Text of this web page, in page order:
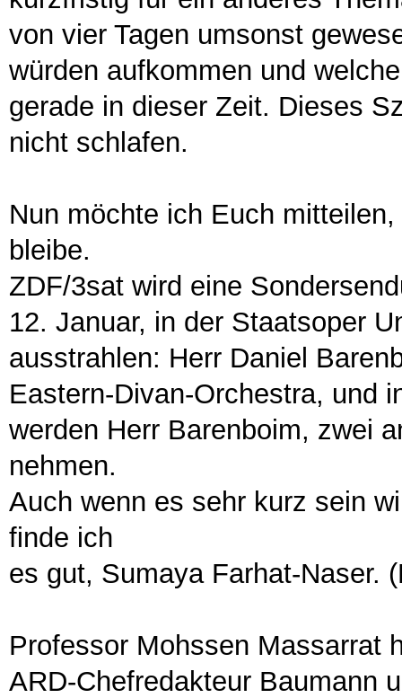
von vier Tagen umsonst
würden aufkommen und
gerade in dieser Zeit. Dieses
nicht schlafen.
Nun möchte ich Euch
bleibe.
ZDF/3sat wird eine
12. Januar, in der Staatsoper
ausstrahlen: Herr Daniel
Eastern-Divan-Orchestra, und
werden Herr Barenboim, zwei
nehmen.
Auch wenn es sehr kurz sein
finde ich
es gut, Sumaya Farhat-Naser.
Professor Mohssen Massarrat
ARD-Chefredakteur Baumann